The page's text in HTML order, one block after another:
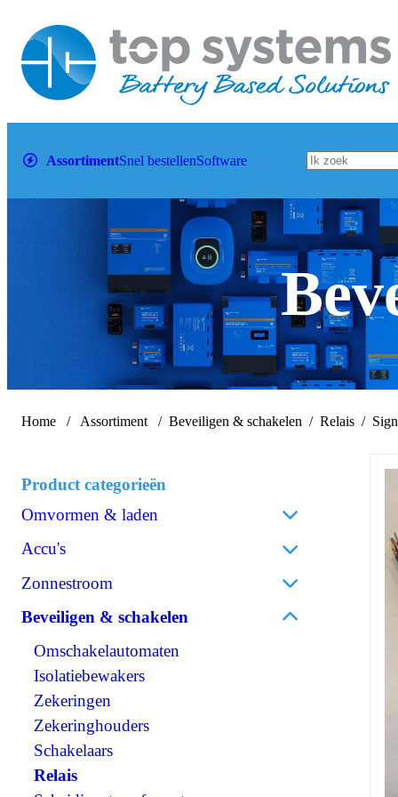
AssortimentSnel bestellenSoftware
Home Assortiment Beveiligen & schakelen Relais
Product categorieën
Omvormen & laden
Acculaders
Omvormen/laden combi
Omvormen DC/AC
Omvormen DC/DC
120V Producten
IEC/UK Producten
Accessoires Omvormen & laden
Accu's
Lithium
AGM
Spiraalcel
Tractie
OPzS
OPzV
Accessoires accu's
Zonnestroom
Zonnepanelen
Omvormers zonnepanelen
Accessoires zonnepanelen
Beveiligen & schakelen
Omschakelautomaten
Isolatiebewakers
Zekeringen
Zekeringhouders
Schakelaars
Relais